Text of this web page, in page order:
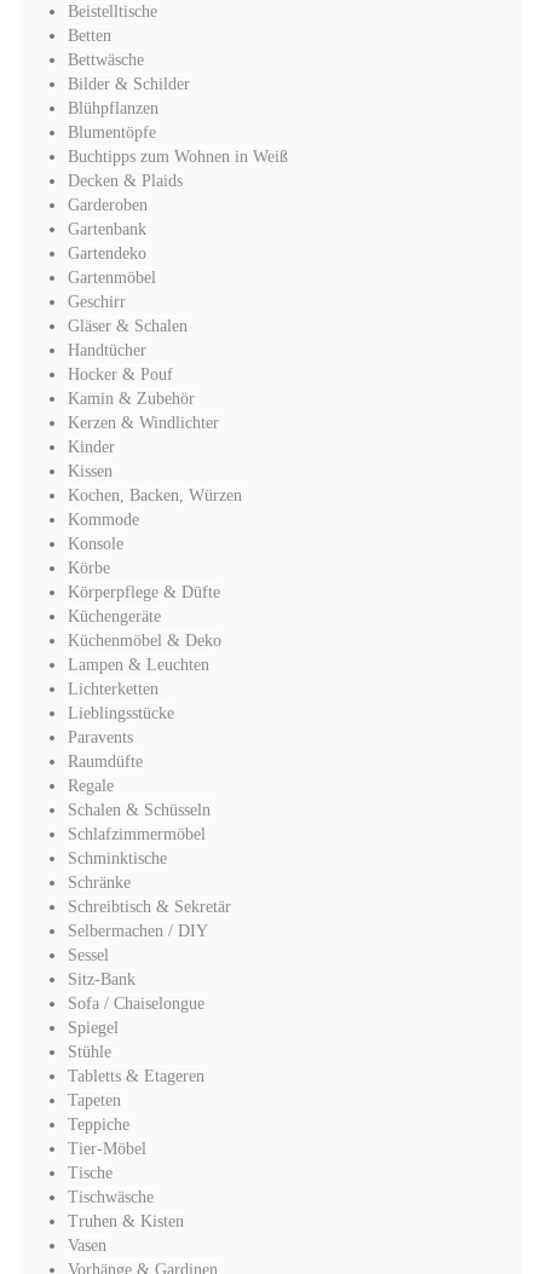
Beistelltische
Betten
Bettwäsche
Bilder & Schilder
Blühpflanzen
Blumentöpfe
Buchtipps zum Wohnen in Weiß
Decken & Plaids
Garderoben
Gartenbank
Gartendeko
Gartenmöbel
Geschirr
Gläser & Schalen
Handtücher
Hocker & Pouf
Kamin & Zubehör
Kerzen & Windlichter
Kinder
Kissen
Kochen, Backen, Würzen
Kommode
Konsole
Körbe
Körperpflege & Düfte
Küchengeräte
Küchenmöbel & Deko
Lampen & Leuchten
Lichterketten
Lieblingsstücke
Paravents
Raumdüfte
Regale
Schalen & Schüsseln
Schlafzimmermöbel
Schminktische
Schränke
Schreibtisch & Sekretär
Selbermachen / DIY
Sessel
Sitz-Bank
Sofa / Chaiselongue
Spiegel
Stühle
Tabletts & Etageren
Tapeten
Teppiche
Tier-Möbel
Tische
Tischwäsche
Truhen & Kisten
Vasen
Vorhänge & Gardinen